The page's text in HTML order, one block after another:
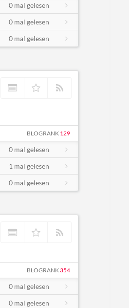
0 mal gelesen
0 mal gelesen
0 mal gelesen
BLOGRANK 129
0 mal gelesen
1 mal gelesen
0 mal gelesen
BLOGRANK354
0 mal gelesen
0 mal gelesen